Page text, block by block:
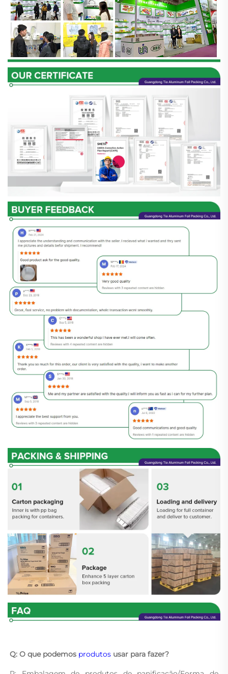
Q: O que podemos produtos usar para fazer?